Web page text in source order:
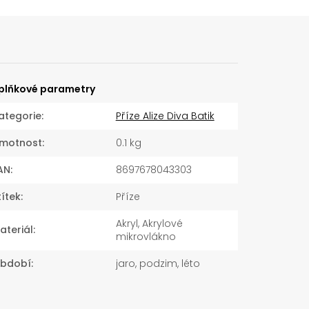
parametry
:
Příze Alize Diva Batik
:
0.1 kg
:
8697678043303
: Příze
:
Akryl, Akrylové
mikrovlákno
: jaro, podzim, léto